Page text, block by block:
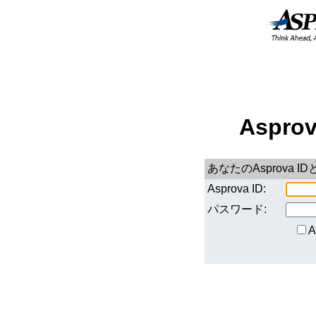
あなたのAsprova ID
Asprova ID:
パスワード: